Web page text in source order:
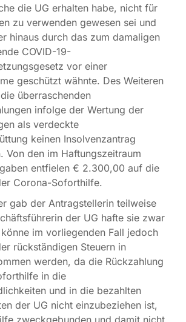
die UG erhalten habe, nicht für
zu verwenden gewesen sei und
hinaus durch das zum damaligen
COVID-19-
vor einer
geschützt wähnte. Des Weiteren
überraschenden
infolge der Wertung der
als verdeckte
keinen Insolvenzantrag
Von den im Haftungszeitraum
entfielen € 2.300,00 auf die
Corona-Soforthilfe.
gab der Antragstellerin teilweise
der UG hafte sie zwar
im vorliegenden Fall jedoch
rückständigen Steuern in
werden, da die Rückzahlung
in die
und in die bezahlten
der UG nicht einzubeziehen ist,
zweckgebunden und damit nicht